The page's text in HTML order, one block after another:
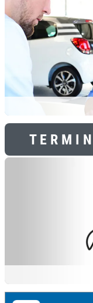
T E R M I